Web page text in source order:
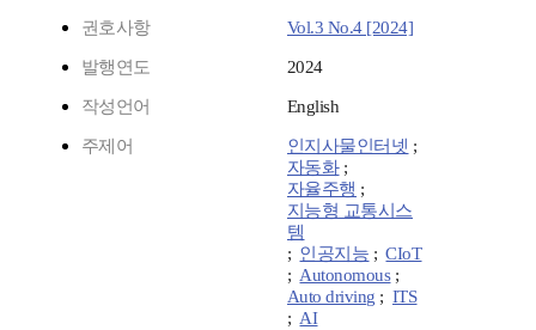
권호사항 Vol.3 No.4 [2024]
발행연도 2024
작성언어 English
주제어 인지사물인터넷 ;
자동화;
자율주행 ;
지능형 교통시스
템
; 인공지능 ;CIoT
;Autonomous;
Auto driving ; ITS
;AI